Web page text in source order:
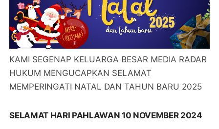
KAMI SEGENAP KELUARGA BESAR MEDIA RADAR
HUKUM MENGUCAPKAN SELAMAT
MEMPERINGATI NATAL DAN TAHUN BARU 2025
SELAMAT HARI PAHLAWAN 10 NOVEMBER 2024